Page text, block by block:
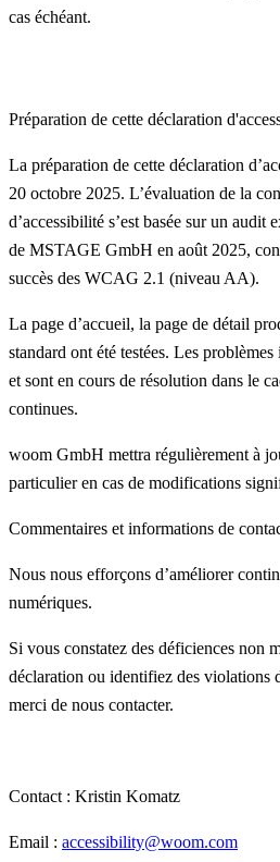
cas échéant.
Préparation de cette déclaration
La préparation de cette déclaration
20 octobre 2025. L’évaluation de la
d’accessibilité s’est basée sur un audit
de MSTAGE GmbH en août 2025,
succès des WCAG 2.1 (niveau AA).
La page d’accueil, la page de détail
standard ont été testées. Les
et sont en cours de résolution dans le
continues.
woom GmbH mettra régulièrement à
particulier en cas de modifications
Commentaires et informations de
Nous nous efforçons d’améliorer
numériques.
Si vous constatez des déficiences non
déclaration ou identifiez des violations
merci de nous contacter.
Contact : Kristin Komatz
Email : accessibility@woom.com